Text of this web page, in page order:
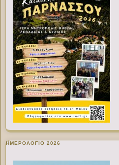
ΗΜΕΡΟΛΟΓΙΟ 2026